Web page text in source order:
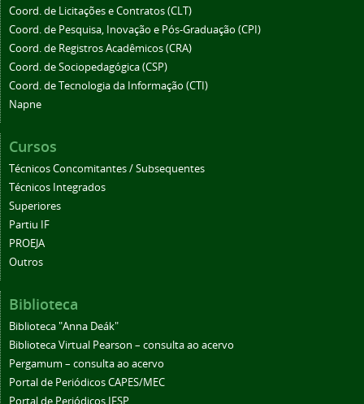
Coord. de Licitações e Contratos (CLT)
Coord. de Pesquisa, Inovação e Pós-Graduação (CPI)
Coord. de Registros Acadêmicos (CRA)
Coord. de Sociopedagógica (CSP)
Coord. de Tecnologia da Informação (CTI)
Napne
Cursos
Técnicos Concomitantes / Subsequentes
Técnicos Integrados
Superiores
Partiu IF
PROEJA
Outros
Biblioteca
Biblioteca "Anna Deák"
Biblioteca Virtual Pearson – consulta ao acervo
Pergamum – consulta ao acervo
Portal de Periódicos CAPES/MEC
Portal de Periódicos IFSP